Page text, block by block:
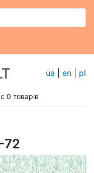
ua en pl
0 товарів
72